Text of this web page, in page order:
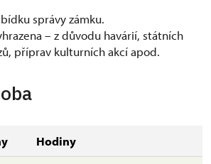
správy zámku.
– z důvodu havárií, státních
příprav kulturních akcí apod.
Hodiny